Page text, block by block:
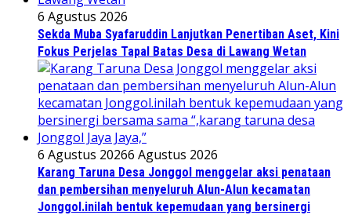
6 Agustus 2026
Sekda Muba Syafaruddin Lanjutkan Penertiban Aset, Kini
Fokus Perjelas Tapal Batas Desa di Lawang Wetan
6 Agustus 20266 Agustus 2026
Karang Taruna Desa Jonggol menggelar aksi penataan
dan pembersihan menyeluruh Alun-Alun kecamatan
Jonggol.inilah bentuk kepemudaan yang bersinergi